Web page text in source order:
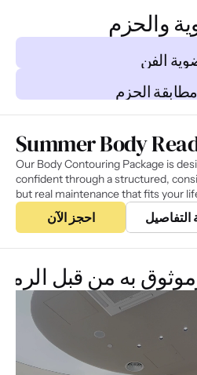
والحزم
الفن
الحزم
Summer Body
Our Body Contouring Package is
confident through a structured,
but real maintenance that fits your
احجز الآن التفاصيل
به من قبل